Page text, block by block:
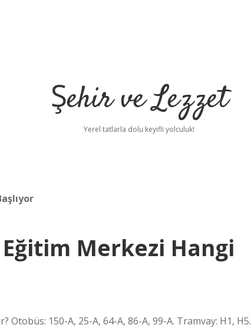
Şehir ve Lezzet
Yerel tatlarla dolu keyifli yolculuk!
Merkezi Hangi
150-A, 25-A, 64-A, 86-A, 99-A. Tramvay: H1, H5.